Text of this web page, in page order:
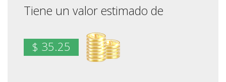
Tiene un valor estimado de
$ 35.25